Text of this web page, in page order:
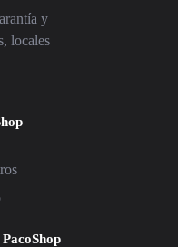
y
locales